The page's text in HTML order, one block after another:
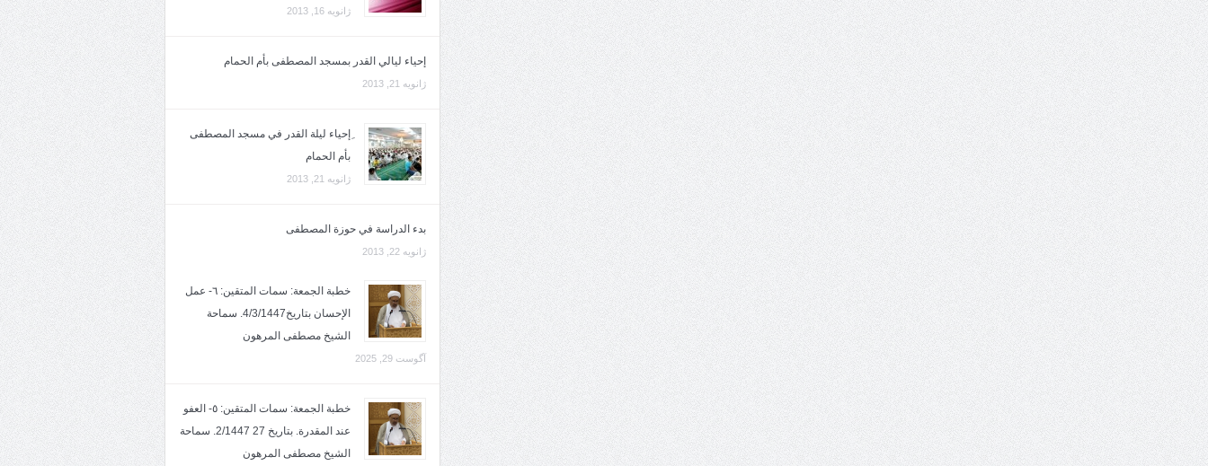
ژانویه 16, 2013
إحياء ليالي القدر بمسجد المصطفى بأم الحمام
ژانویه 21, 2013
ِإحياء ليلة القدر في مسجد المصطفى
بأم الحمام
ژانویه 21, 2013
بدء الدراسة في حوزة المصطفى
ژانویه 22, 2013
خطبة الجمعة: سمات المتقين: ٦- عمل
الإحسان بتاريخ4/3/1447. سماحة
الشيخ مصطفى المرهون
آگوست 29, 2025
خطبة الجمعة: سمات المتقين: ٥- العفو
عند المقدرة. بتاريخ 27 2/1447. سماحة
الشيخ مصطفى المرهون